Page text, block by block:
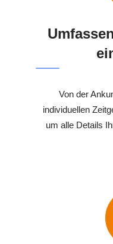
Von der
individuellen
um alle Details